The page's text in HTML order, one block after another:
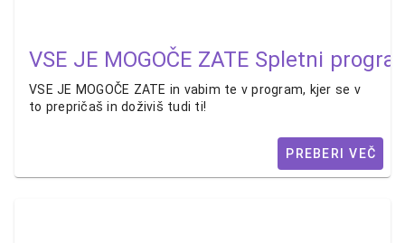
VSE JE MOGOČE ZATE Spletni
VSE JE MOGOČE ZATE in vabim te v program, kjer se v
to prepričaš in doživiš tudi ti!
PREBERI VEČ